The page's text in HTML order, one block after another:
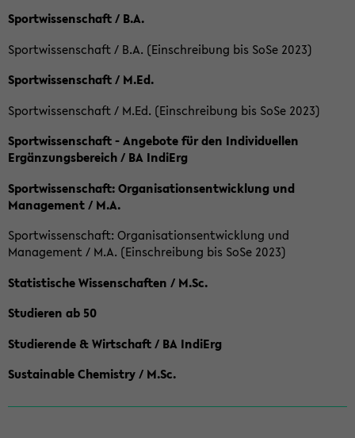
Sportwissenschaft / B.A.
Sportwissenschaft / B.A. (Einschreibung bis SoSe 2023)
Sportwissenschaft / M.Ed.
Sportwissenschaft / M.Ed. (Einschreibung bis SoSe 2023)
Sportwissenschaft - Angebote für den Individuellen
Ergänzungsbereich / BA IndiErg
Sportwissenschaft: Organisationsentwicklung und
Management / M.A.
Sportwissenschaft: Organisationsentwicklung und
Management / M.A. (Einschreibung bis SoSe 2023)
Statistische Wissenschaften / M.Sc.
Studieren ab 50
Studierende & Wirtschaft / BA IndiErg
Sustainable Chemistry / M.Sc.